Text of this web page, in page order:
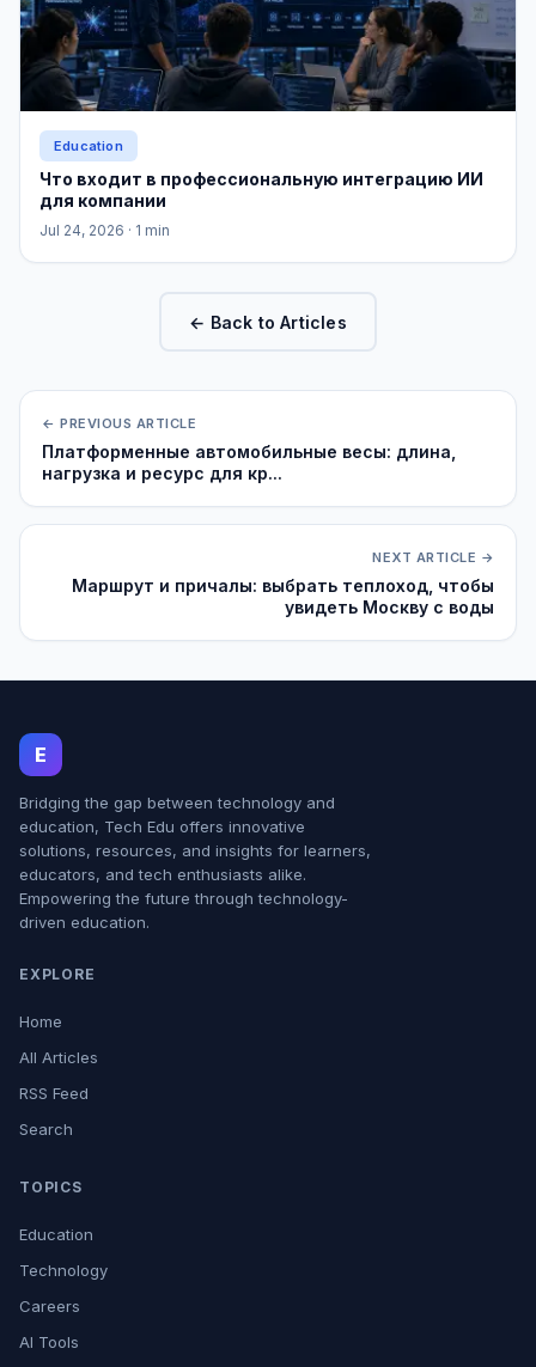
Education
Что входит в профессиональную интеграцию ИИ
для компании
Jul 24, 2026 · 1 min
← Back to Articles
← PREVIOUS ARTICLE
Платформенные автомобильные весы: длина,
нагрузка и ресурс для кр...
NEXT ARTICLE →
Маршрут и причалы: выбрать теплоход, чтобы
увидеть Москву с воды
E
Bridging the gap between technology and
education, Tech Edu offers innovative
solutions, resources, and insights for learners,
educators, and tech enthusiasts alike.
Empowering the future through technology-
driven education.
EXPLORE
Home
All Articles
RSS Feed
Search
TOPICS
Education
Technology
Careers
AI Tools